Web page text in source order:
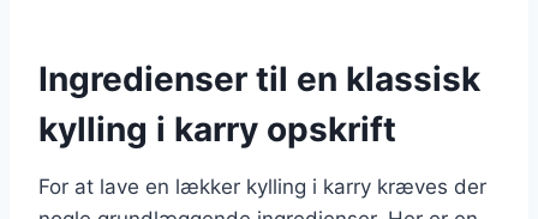
Ingredienser til en klassisk
kylling i karry opskrift
For at lave en lækker kylling i karry kræves der